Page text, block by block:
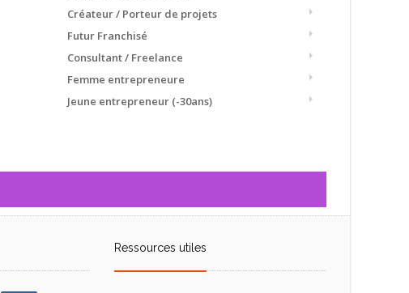
Créateur / Porteur de projets
Futur Franchisé
Consultant / Freelance
Femme entrepreneure
Jeune entrepreneur (-30ans)
Ressources utiles